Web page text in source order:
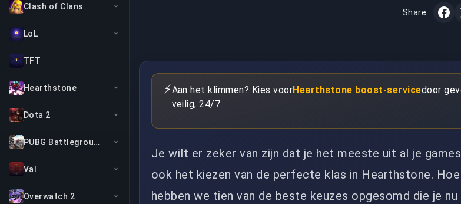
Clash of Clans
LoL
TFT
Hearthstone
Dota 2
PUBG Battlegrounds
Val
Overwatch 2
Share:
⚡Aan het klimmen? Kies voorHearthstone boost-servicedoor
veilig, 24/7.
Je wilt er zeker van zijn dat je het meeste uit al je
ook het kiezen van de perfecte klas in Hearthstone.
hebben we tien van de beste keuzes opgesomd die je